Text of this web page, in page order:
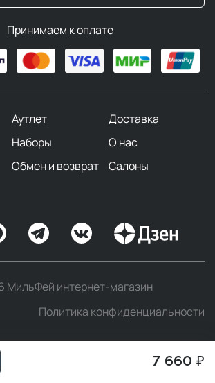
7 660 ₽
Принимаем к оплате
Аутлет
Доставка
Наборы
О нас
Обмен и возврат
Салоны
МильФей интернет-магазин
Политика конфиденциальности